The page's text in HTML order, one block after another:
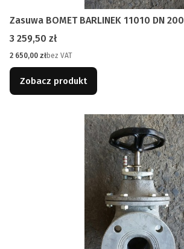
Zasuwa BOMET BARLINEK 11010 DN 200
Cena
3 259,50 zł
Cena
2 650,00 złbez VAT
Zobacz produkt